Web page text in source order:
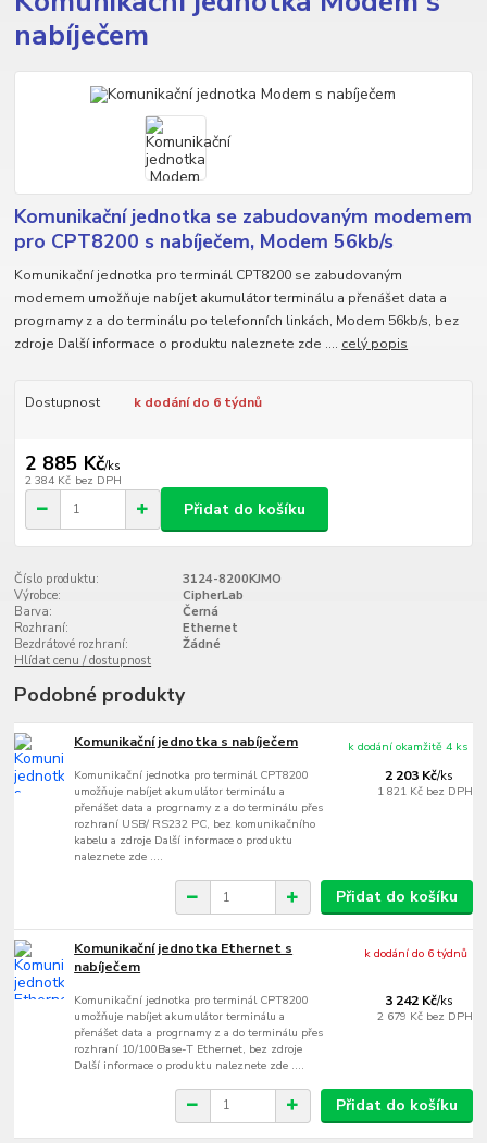
nabíječem
Komunikační jednotka se zabudovaným modemem
pro CPT8200 s nabíječem, Modem 56kb/s
Komunikační jednotka pro terminál CPT8200 se zabudovaným
modemem umožňuje nabíjet akumulátor terminálu a přenášet data a
progrnamy z a do terminálu po telefonních linkách, Modem 56kb/s, bez
zdroje Další informace o produktu naleznete zde .... celý popis
Dostupnost k dodání do 6 týdnů
2 885 Kč/ks
2 384 Kč bez DPH
Přidat do košíku
Číslo produktu:
3124-8200KJMO
Výrobce:
CipherLab
Barva:
Černá
Rozhraní:
Ethernet
Bezdrátové rozhraní:
Žádné
Hlídat cenu / dostupnost
Podobné produkty
Komunikační jednotka s nabíječem
Komunikační jednotka pro terminál CPT8200
umožňuje nabíjet akumulátor terminálu a
přenášet data a progrnamy z a do terminálu přes
rozhraní USB/ RS232 PC, bez komunikačního
kabelu a zdroje Další informace o produktu
naleznete zde ....
2 203 Kč/ks
1 821 Kč bez DPH
k dodání okamžitě 4 ks
Přidat do košíku
Komunikační jednotka Ethernet s
nabíječem
Komunikační jednotka pro terminál CPT8200
umožňuje nabíjet akumulátor terminálu a
přenášet data a progrnamy z a do terminálu přes
rozhraní 10/100Base-T Ethernet, bez zdroje
Další informace o produktu naleznete zde ....
3 242 Kč/ks
2 679 Kč bez DPH
k dodání do 6 týdnů
Přidat do košíku